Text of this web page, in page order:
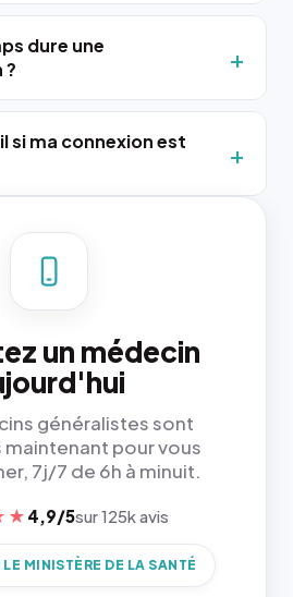
dure une
?
si ma connexion est
un médecin
généralistes sont
pour vous
7j/7 de 6h à minuit.
4,9/5sur 125k avis
LE MINISTÈRE DE LA SANTÉ